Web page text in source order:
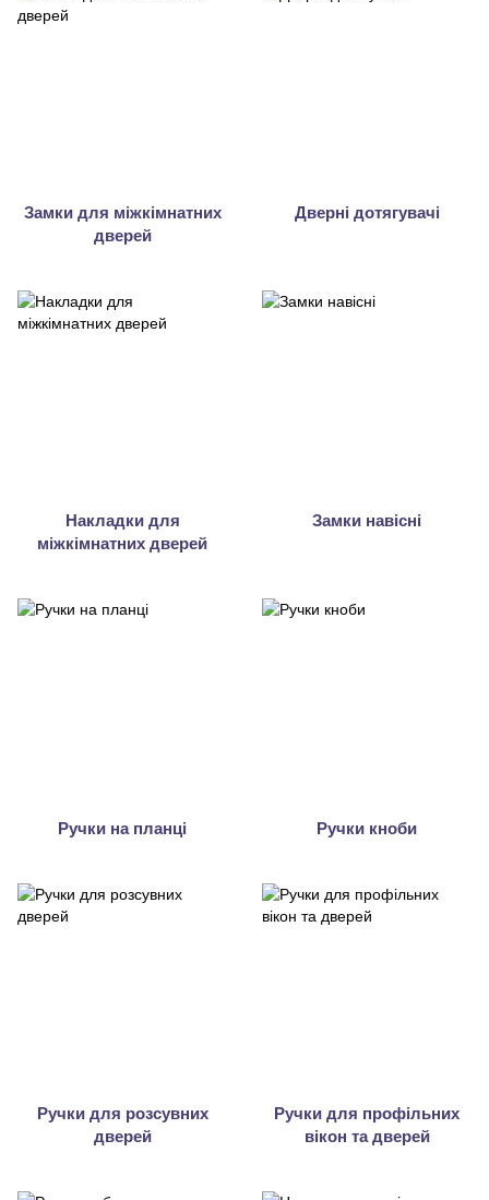
Замки для міжкімнатних
дверей
Дверні дотягувачі
Накладки для
міжкімнатних дверей
Замки навісні
Ручки на планці Ручки кноби
Ручки для розсувних
дверей
Ручки для профільних
вікон та дверей